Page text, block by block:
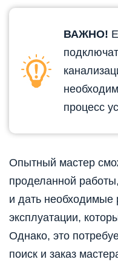
ВАЖНО!
процесс
Опытный мастер
проделанной
и дать необходимые
эксплуатации,
Однако, это
поиск и заказ